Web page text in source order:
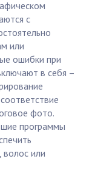
с
или
ошибки при
в себя –
фото.
программы
волос или